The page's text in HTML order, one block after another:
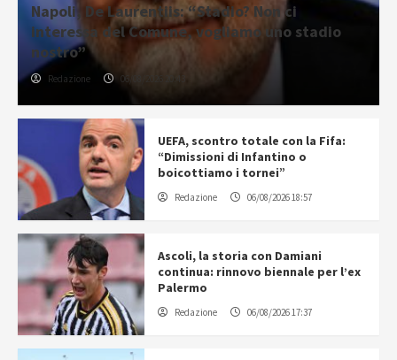
Napoli, De Laurentiis: “Stadio? Non ci
interessa del Comune, vogliamo uno stadio
nostro”
Redazione 06/08/2026 20:43
UEFA, scontro totale con la Fifa:
“Dimissioni di Infantino o
boicottiamo i tornei”
Redazione 06/08/2026 18:57
Ascoli, la storia con Damiani
continua: rinnovo biennale per l’ex
Palermo
Redazione 06/08/2026 17:37